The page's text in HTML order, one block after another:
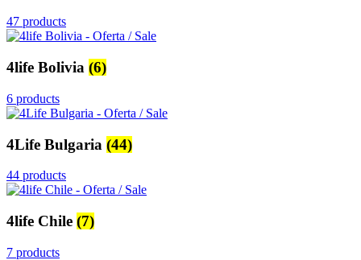
47 products
4life Bolivia (6)
6 products
4Life Bulgaria (44)
44 products
4life Chile (7)
7 products